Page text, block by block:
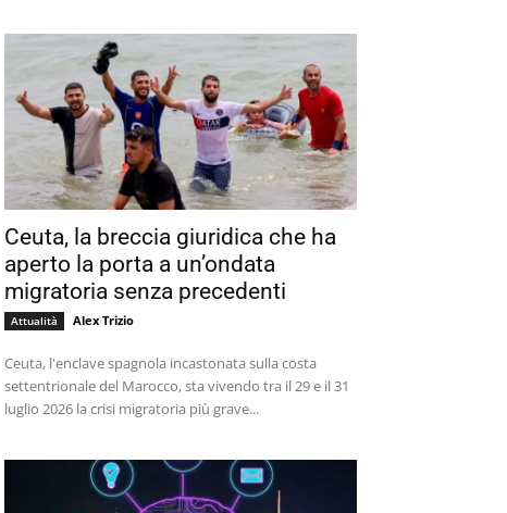
Ceuta, la breccia giuridica che ha
aperto la porta a un’ondata
migratoria senza precedenti
Attualità Alex Trizio
Ceuta, l'enclave spagnola incastonata sulla costa
settentrionale del Marocco, sta vivendo tra il 29 e il 31
luglio 2026 la crisi migratoria più grave...